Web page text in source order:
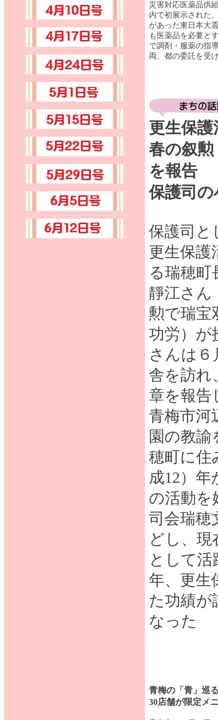
災害対応医薬品供
内で初展示された
があった東日本大
も医薬品を必要と
で調剤・服薬の指
両。都の委託を受
更生保護
春の叙勲
を報告
保護司
保護司と
更生保護
る瑞穂町
靜江さん
勲で瑞宝
功労）が
さんは６
舎を訪れ
章を報告
青梅市河
園の教諭
穂町に住
成12）
の活動を
司会瑞穂
どし、現
として
年、更生
た功績が
なった
青梅の「青」巡
30店舗が限定メ